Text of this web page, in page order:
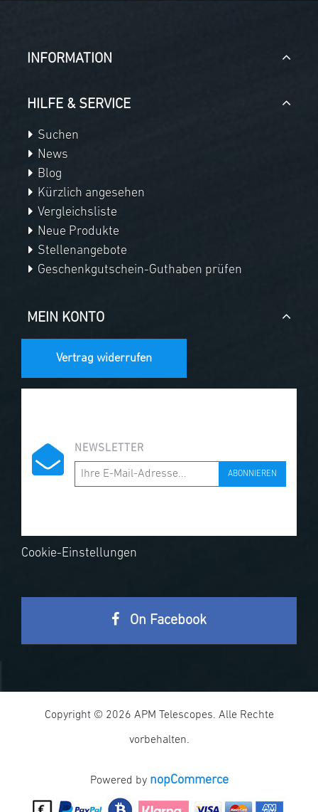
INFORMATION
HILFE & SERVICE
Suchen
News
Blog
Kürzlich angesehen
Vergleichsliste
Neue Produkte
Stellenangebote
Geschenkgutschein-Guthaben prüfen
MEIN KONTO
Vertrag widerrufen
NEWSLETTER
ABONNIEREN
Cookie-Einstellungen
On Facebook
Copyright © 2026 APM Telescopes. Alle Rechte
vorbehalten.
Powered by nopCommerce